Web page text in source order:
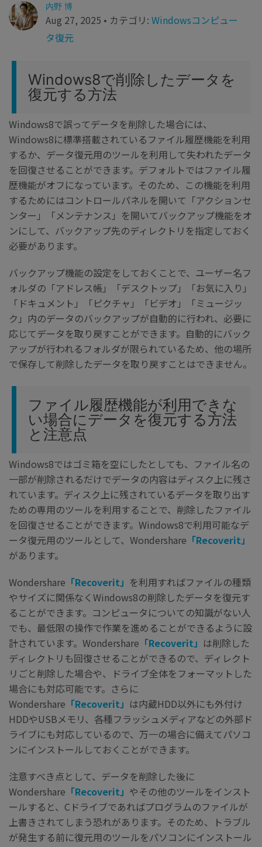
内野 博
Aug 27, 2025 • カテゴリ: Windowsコンピュー
タ復元
Windows8で削除したデータを
復元する方法
Windows8で誤ってデータを削除した場合には、
Windows8に標準搭載されているファイル履歴機能を利用
するか、データ復元用のツールを利用して失われたデータ
を回復させることができます。デフォルトではファイル履
歴機能がオフになっています。そのため、この機能を利用
するためにはコントロールパネルを開いて「アクションセ
ンター」「メンテナンス」を開いてバックアップ機能をオ
ンにして、バックアップ先のディレクトリを指定しておく
必要があります。
バックアップ機能の設定をしておくことで、ユーザー名フ
ォルダの「アドレス帳」「デスクトップ」「お気に入り」
「ドキュメント」「ピクチャ」「ビデオ」「ミュージッ
ク」内のデータのバックアップが自動的に行われ、必要に
応じてデータを取り戻すことができます。自動的にバック
アップが行われるフォルダが限られているため、他の場所
で保存して削除したデータを取り戻すことはできません。
ファイル履歴機能が利用できな
い場合にデータを復元する方法
と注意点
Windows8ではゴミ箱を空にしたとしても、ファイル名の
一部が削除されるだけでデータの内容はディスク上に残さ
れています。ディスク上に残されているデータを取り出す
ための専用のツールを利用することで、削除したファイル
を回復させることができます。Windows8で利用可能なデ
ータ復元用のツールとして、Wondershare 「Recoverit」
があります。
Wondershare 「Recoverit」 を利用すればファイルの種類
やサイズに関係なくWindows8の削除したデータを復元す
ることができます。コンピュータについての知識がない人
でも、最低限の操作で作業を進めることができるように設
計されています。Wondershare 「Recoverit」 は削除した
ディレクトリも回復させることができるので、ディレクト
リごと削除した場合や、ドライブ全体をフォーマットした
場合にも対応可能です。さらに
Wondershare 「Recoverit」 は内蔵HDD以外にも外付け
HDDやUSBメモリ、各種フラッシュメディアなどの外部ド
ライブにも対応しているので、万一の場合に備えてパソコ
ンにインストールしておくことができます。
注意すべき点として、データを削除した後に
Wondershare 「Recoverit」 やその他のツールをインスト
ールすると、Cドライブであればプログラムのファイルが
上書きされてしまう恐れがあります。そのため、トラブル
が発生する前に復元用のツールをパソコンにインストール